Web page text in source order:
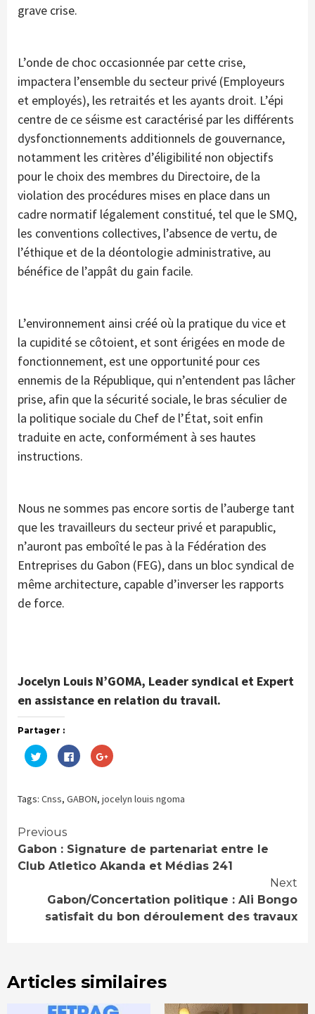
grave crise.
L’onde de choc occasionnée par cette crise,
impactera l’ensemble du secteur privé (Employeurs
et employés), les retraités et les ayants droit. L’épi
centre de ce séisme est caractérisé par les différents
dysfonctionnements additionnels de gouvernance,
notamment les critères d’éligibilité non objectifs
pour le choix des membres du Directoire, de la
violation des procédures mises en place dans un
cadre normatif légalement constitué, tel que le SMQ,
les conventions collectives, l’absence de vertu, de
l’éthique et de la déontologie administrative, au
bénéfice de l’appât du gain facile.
L’environnement ainsi créé où la pratique du vice et
la cupidité se côtoient, et sont érigées en mode de
fonctionnement, est une opportunité pour ces
ennemis de la République, qui n’entendent pas lâcher
prise, afin que la sécurité sociale, le bras séculier de
la politique sociale du Chef de l’État, soit enfin
traduite en acte, conformément à ses hautes
instructions.
Nous ne sommes pas encore sortis de l’auberge tant
que les travailleurs du secteur privé et parapublic,
n’auront pas emboîté le pas à la Fédération des
Entreprises du Gabon (FEG), dans un bloc syndical de
même architecture, capable d’inverser les rapports
de force.
Jocelyn Louis N’GOMA, Leader syndical et Expert
en assistance en relation du travail.
Partager :
Cliquez
pour
partager
dans
une
Cliquez
pour
partager
dans
une
Cliquez
pour
(ouvre
dans
Tags: Cnss, GABON, jocelyn louis ngoma
Continue
Reading
Previous
Gabon : Signature de partenariat entre le
Club Atletico Akanda et Médias 241
Next
Gabon/Concertation politique : Ali Bongo
satisfait du bon déroulement des travaux
Articles similaires